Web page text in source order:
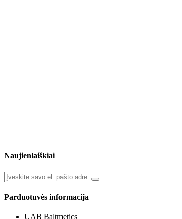
Naujienlaiškiai
Parduotuvės informacija
UAB Baltmetics